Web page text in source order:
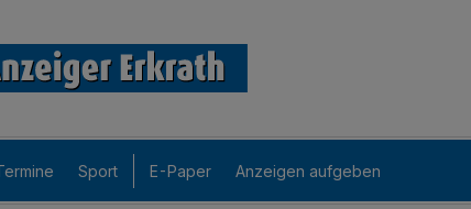
Sport E-Paper Anzeigen aufgeben